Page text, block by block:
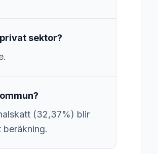
sektor?
(32,37%) blir